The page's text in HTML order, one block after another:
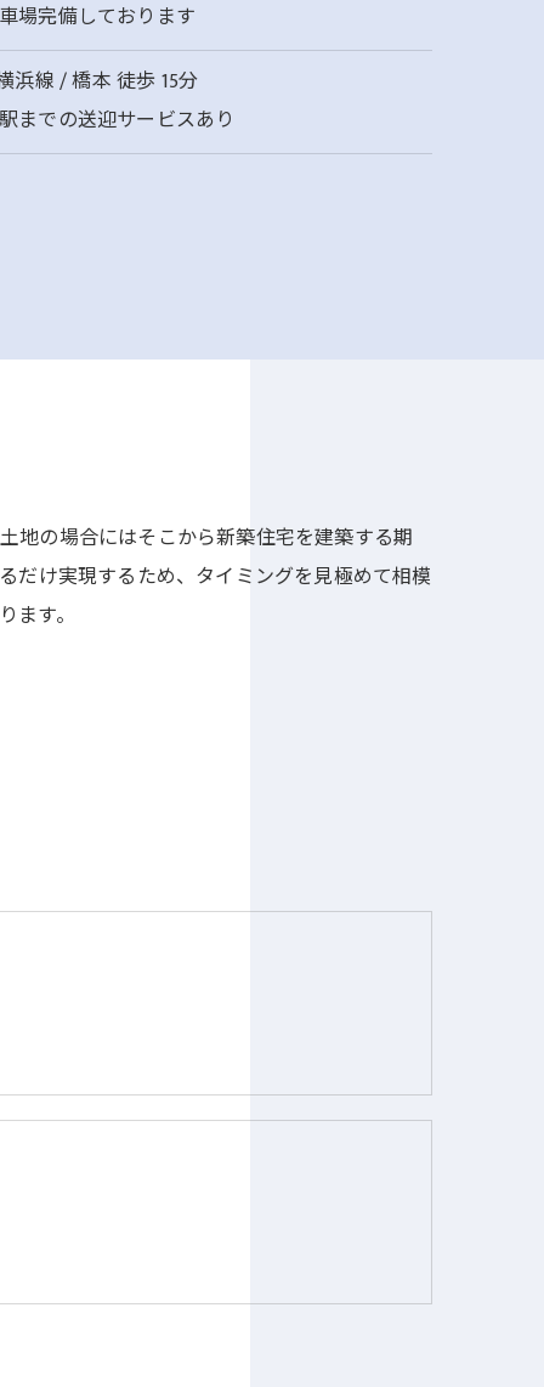
場完備しております
浜線 / 橋本 徒歩 15分
までの送迎サービスあり
地の場合にはそこから新築住宅を建築する期
だけ実現するため、タイミングを見極めて相模
す。